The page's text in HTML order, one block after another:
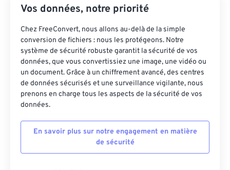
Vos données, notre priorité
Chez FreeConvert, nous allons au-delà de la simple
conversion de fichiers : nous les protégeons. Notre
système de sécurité robuste garantit la sécurité de vos
données, que vous convertissiez une image, une vidéo ou
un document. Grâce à un chiffrement avancé, des centres
de données sécurisés et une surveillance vigilante, nous
prenons en charge tous les aspects de la sécurité de vos
données.
En savoir plus sur notre engagement en matière
de sécurité